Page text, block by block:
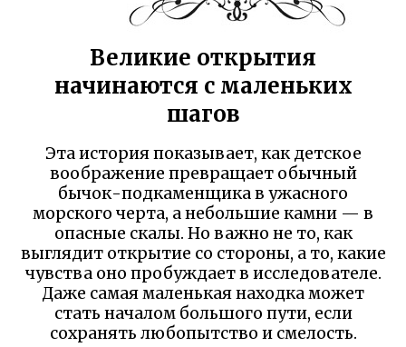
Великие открытия
начинаются с маленьких
шагов
Эта история показывает, как детское
воображение превращает обычный
бычок-подкаменщика в ужасного
морского черта, а небольшие камни — в
опасные скалы. Но важно не то, как
выглядит открытие со стороны, а то, какие
чувства оно пробуждает в исследователе.
Даже самая маленькая находка может
стать началом большого пути, если
сохранять любопытство и смелость.